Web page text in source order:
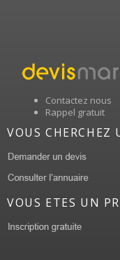
Contactez nous
Rappel gratuit
VOUS CHERCHEZ
VOUS ETES UN